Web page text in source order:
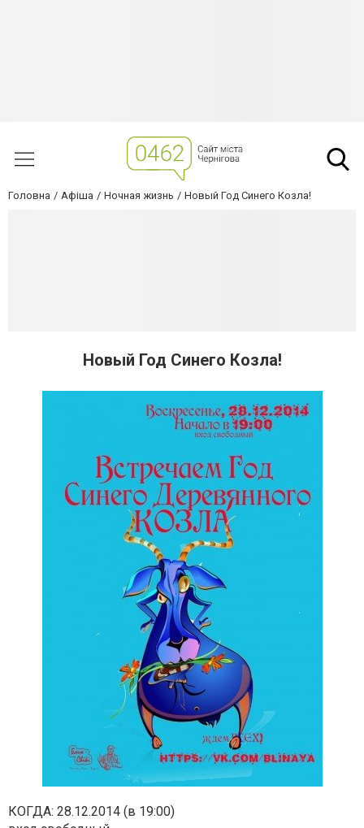
Головна Афіша Ночная жизнь Новый Год Синего Козла!
Новый Год Синего Козла!
КОГДА: 28.12.2014 (в 19:00)